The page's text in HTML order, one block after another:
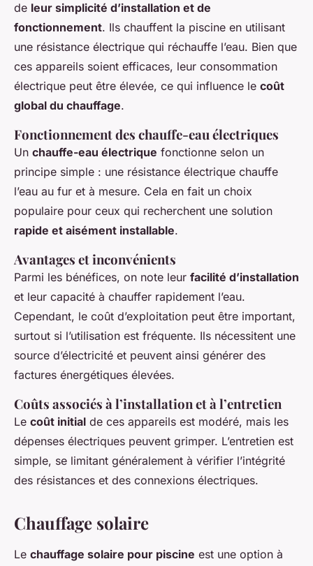
de leur simplicité d’installation et de
fonctionnement. Ils chauffent la piscine en utilisant
une résistance électrique qui réchauffe l’eau. Bien que
ces appareils soient efficaces, leur consommation
électrique peut être élevée, ce qui influence le coût
global du chauffage.
Fonctionnement des chauffe-eau électriques
Un chauffe-eau électrique fonctionne selon un
principe simple : une résistance électrique chauffe
l’eau au fur et à mesure. Cela en fait un choix
populaire pour ceux qui recherchent une solution
rapide et aisément installable.
Avantages et inconvénients
Parmi les bénéfices, on note leur facilité d’installation
et leur capacité à chauffer rapidement l’eau.
Cependant, le coût d’exploitation peut être important,
surtout si l’utilisation est fréquente. Ils nécessitent une
source d’électricité et peuvent ainsi générer des
factures énergétiques élevées.
Coûts associés à l’installation et à l’entretien
Le coût initial de ces appareils est modéré, mais les
dépenses électriques peuvent grimper. L’entretien est
simple, se limitant généralement à vérifier l’intégrité
des résistances et des connexions électriques.
Chauffage solaire
Le chauffage solaire pour piscine est une option à